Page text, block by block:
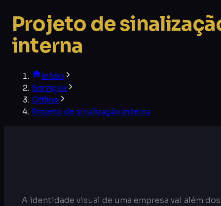
Projeto de
interna
Início
Serviços
Offline
Projeto de sinalização interna
A identidade visual de uma empresa vai além dos